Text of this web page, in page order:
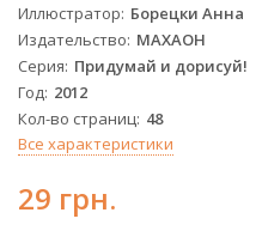
Иллюстратор Борецки Анна
Издательство МАХАОН
Серия Придумай и дорисуй!
Год 2012
Кол-во страниц 48
Все характеристики
29 грн.